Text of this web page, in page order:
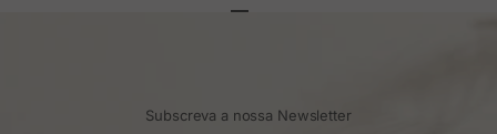
Subscreva a nossa Newsletter